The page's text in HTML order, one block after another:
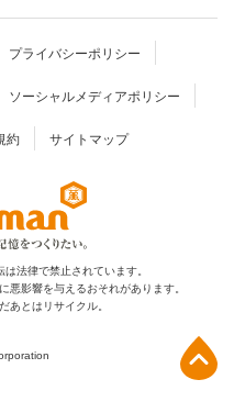
プライバシーポリシー
ソーシャルメディアポリシー
約 サイトマップ
法律で禁止されています。
悪影響を与えるおそれがあります。
あとはリサイクル。